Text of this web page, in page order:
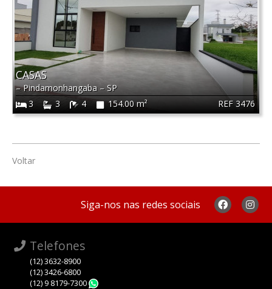
REF 3476
CASAS
–Pindamonhangaba – SP
3
3 4 154.00 m²
Voltar
Siga-nos nas redes sociais
Telefones
(12) 3632-8900
(12) 3426-6800
(12) 9 8179-7300